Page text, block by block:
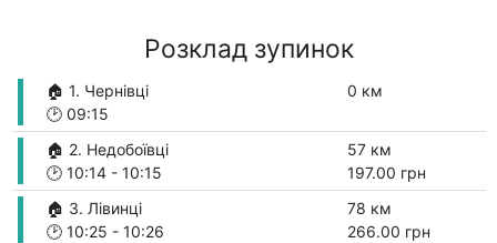
Розклад зупинок
🏠 1. Чернівці
🕑09:15
0 км
🏠 2. Недобоївці
🕑10:14 - 10:15
57 км
197.00 грн
🏠 3. Лівинці
🕑10:25 - 10:26
78 км
266.00 грн